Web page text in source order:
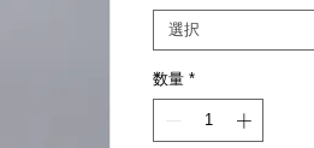
選択
数量 *